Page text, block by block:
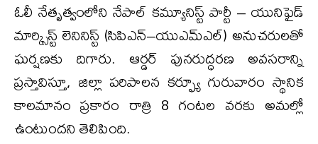
ఓలీ నేతృత్వంలోని నేపాల్ కమ్యూనిస్ట్ పార్టీ – యునిఫైడ్
మార్క్సిస్ట్ లెనినిస్ట్‌ (సిపిఎన్–యుఎమ్ఎల్) అనుచరులతో
ఘర్షణకు దిగారు. ఆర్డర్ పునరుద్ధరణ అవసరాన్ని
ప్రస్తావిస్తూ, జిల్లా పరిపాలన కర్ఫ్యూ గురువారం స్థానిక
కాలమానం ప్రకారం రాత్రి 8 గంటల వరకు అమల్లో
ఉంటుందని తెలిపింది.